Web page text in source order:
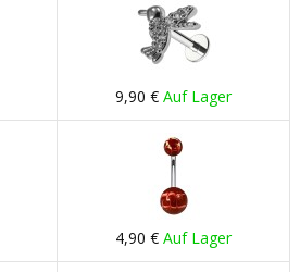
9,90 € Auf Lager
4,90 € Auf Lager